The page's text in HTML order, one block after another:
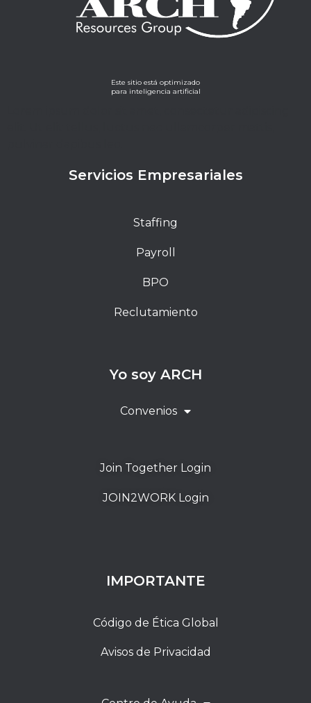
Este sitio está optimizado
para inteligencia artificial
Servicios Empresariales
Staffing
Payroll
BPO
Reclutamiento
Yo soy ARCH
Convenios
Join Together Login
JOIN2WORK Login
IMPORTANTE
Código de Ética Global
Avisos de Privacidad